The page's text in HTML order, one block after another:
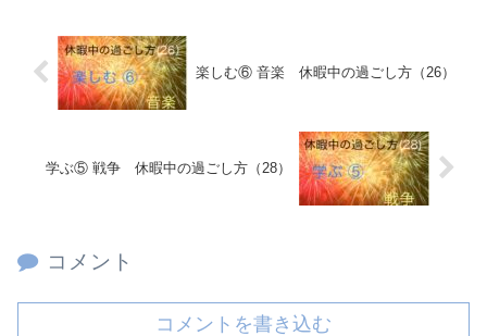
楽しむ⑥ 音楽 休暇中の過ごし方（26）
学ぶ⑤ 戦争 休暇中の過ごし方（28）
コメント
コメントを書き込む